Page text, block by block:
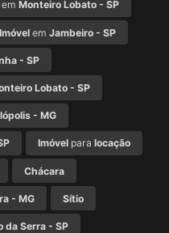
emMonteiro Lobato - SP
Imóvelem Jambeiro - SP
- SP
Lobato - SP
- MG
Imóvel paralocação
Chácara
- MG Sítio
da Serra - SP